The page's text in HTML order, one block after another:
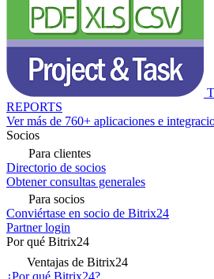
REPORTS
Ver más de 760+ aplicaciones e
Socios
Para clientes
Directorio de socios
Obtener consultas generales
Para socios
Conviértase en socio de Bitrix24
Partner login
Por qué Bitrix24
Ventajas de Bitrix24
¿Por qué Bitrix24?